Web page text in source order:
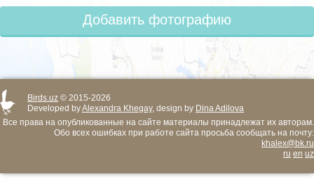
Добавить фотографию
Birds.uz © 2015-2026
Developed byAlexandra Khegay, design by Dina Adilova
Все права на опубликованные на сайте материалы принадлежат их авторам.
Обо всех ошибках при работе сайта просьба сообщать на почту:
khalex@bk.ru
ru en uz